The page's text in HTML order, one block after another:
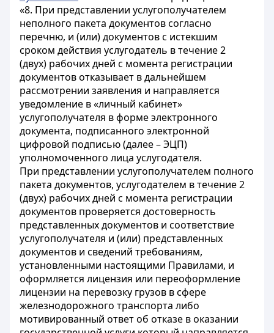
«8. При представлении услугополучателем
неполного пакета документов согласно
перечню, и (или) документов с истекшим
сроком действия услугодатель в течение 2
(двух) рабочих дней с момента регистрации
документов отказывает в дальнейшем
рассмотрении заявления и направляется
уведомление в «личный кабинет»
услугополучателя в форме электронного
документа, подписанного электронной
цифровой подписью (далее – ЭЦП)
уполномоченного лица услугодателя.
При представлении услугополучателем полного
пакета документов, услугодателем в течение 2
(двух) рабочих дней с момента регистрации
документов проверяется достоверность
представленных документов и соответствие
услугополучателя и (или) представленных
документов и сведений требованиям,
установленными настоящими Правилами, и
оформляется лицензия или переоформление
лицензии на перевозку грузов в сфере
железнодорожного транспорта либо
мотивированный ответ об отказе в оказании